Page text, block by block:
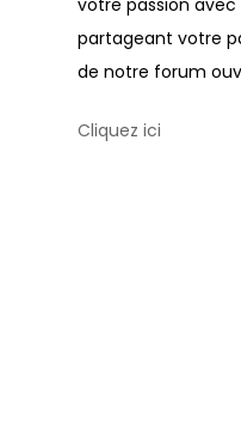
partageant votre
de notre forum
Cliquez ici